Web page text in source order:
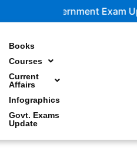
Government Exam Updates |
Books
Courses
Current
Affairs
Infographics
Govt. Exams
Update